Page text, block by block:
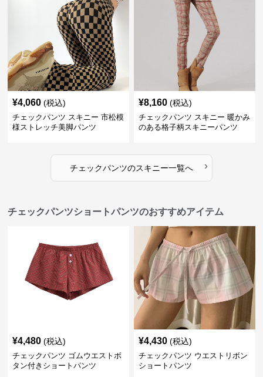
¥4,060 (税込)
チェックパンツ スキニー 市松模
様ストレッチ美脚パンツ
¥8,160 (税込)
チェックパンツ スキニー 暖かみ
のある格子柄スキニーパンツ
チェックパンツのスキニー一覧へ ›
チェックパンツショートパンツのおすすめアイテム
¥4,480 (税込)
チェックパンツ ゴムウエストボ
タン付きショートパンツ
¥4,430 (税込)
チェックパンツ ウエストリボン
ショートパンツ